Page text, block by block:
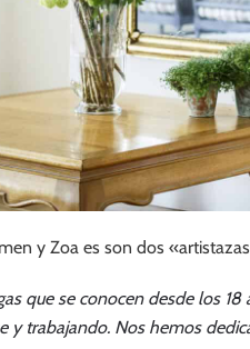
y Zoa es son dos
que se conocen desde los
y trabajando. Nos hemos